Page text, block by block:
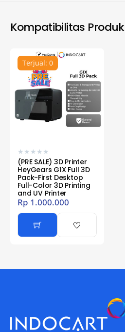
Kompatibilitas Produk
Terjual: 0
★ ★ ★ ★ ★
(PRE SALE) 3D Printer
HeyGears G1X Full 3D
Pack-First Desktop
Full-Color 3D Printing
and UV Printer
Rp 1.000.000